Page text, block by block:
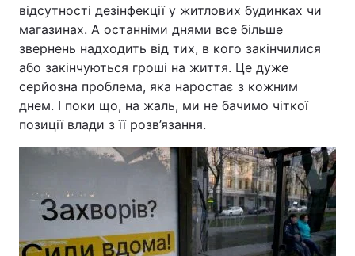
відсутності дезінфекції у житлових будинках чи
магазинах. А останніми днями все більше
звернень надходить від тих, в кого закінчилися
або закінчуються гроші на життя. Це дуже
серйозна проблема, яка наростає з кожним
днем. І поки що, на жаль, ми не бачимо чіткої
позиції влади з її розв’язання.